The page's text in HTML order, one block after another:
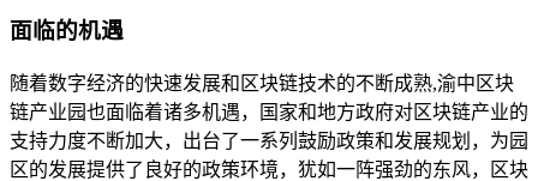
面临的机遇
随着数字经济的快速发展和区块链技术的不断成熟,渝中区块
链产业园也面临着诸多机遇，国家和地方政府对区块链产业的
支持力度不断加大，出台了一系列鼓励政策和发展规划，为园
区的发展提供了良好的政策环境，犹如一阵强劲的东风，区块